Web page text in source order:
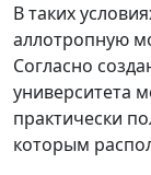
В таких
аллотропную
Согласно
университета
практически
которым